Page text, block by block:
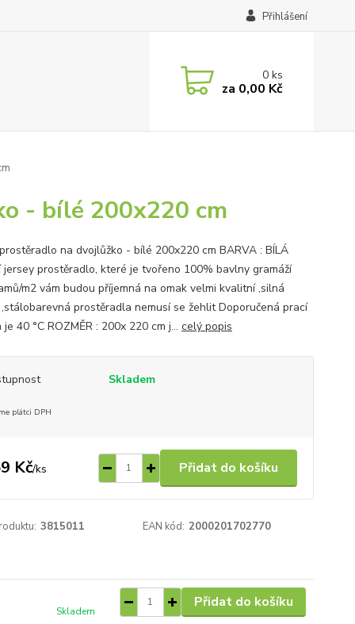
Přihlášení
0ks
za 0,00 Kč
- bílé 200x220 cm
na dvojlůžko - bílé 200x220 cm BARVA : BÍLÁ
jersey prostěradlo, které je tvořeno 100% bavlny gramáží
m2 vám budou příjemná na omak velmi kvalitní ,silná
prostěradla nemusí se žehlit Doporučená prací
40 °C ROZMĚR : 200x 220 cm j... celý popis
Skladem
plátci DPH
Kč/ks Přidat do košíku
3815011 EAN kód: 2000201702770
Skladem
Přidat do košíku